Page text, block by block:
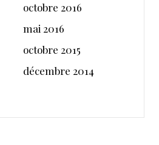
octobre 2016
mai 2016
octobre 2015
décembre 2014